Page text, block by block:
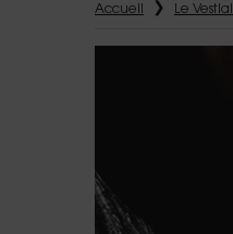
Accueil Le